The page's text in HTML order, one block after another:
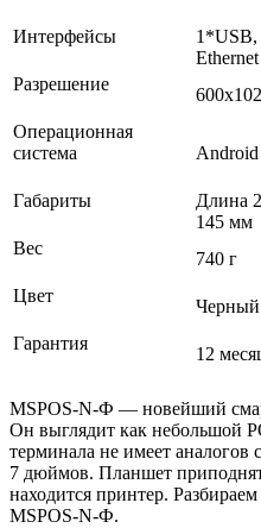
Интерфейсы
1*USB,
Разрешение
Операционная
система
Android
Габариты
Длина
145 мм
Вес
740 г
Цвет
Черный
Гарантия
12
MSPOS-N-Ф — новейший
Он выглядит как небольшой
терминала не имеет аналогов
7 дюймов. Планшет
находится принтер.
MSPOS‑N‑Ф.